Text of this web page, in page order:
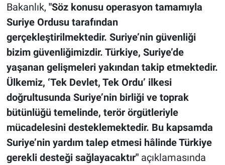
Bakanlık, "Söz konusu operasyon tamamıyla
Suriye Ordusu tarafından
gerçekleştirilmektedir. Suriye’nin güvenliği
bizim güvenliğimizdir. Türkiye, Suriye’de
yaşanan gelişmeleri yakından takip etmektedir.
Ülkemiz, ‘Tek Devlet, Tek Ordu’ ilkesi
doğrultusunda Suriye’nin birliği ve toprak
bütünlüğü temelinde, terör örgütleriyle
mücadelesini desteklemektedir. Bu kapsamda
Suriye’nin yardım talep etmesi hâlinde Türkiye
gerekli desteği sağlayacaktır" açıklamasında